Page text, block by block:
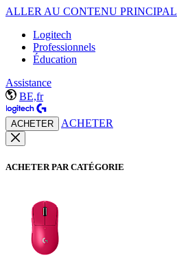
ALLER AU CONTENU PRINCIPAL
Logitech
Professionnels
Éducation
Assistance
BE,fr
ACHETER ACHETER
ACHETER PAR CATÉGORIE